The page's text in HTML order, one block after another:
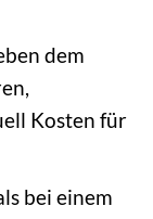
dem
Kosten für
bei einem